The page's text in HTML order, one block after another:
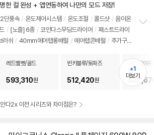
리
뷰
한 컬 완성 + 앱연동하여 나만의 모드 저장!
2단풍속 / 온도제어시스템 / 온도조절 / 콜드샷 / 음이온
/ [노즐] 6종 / 코안다스무딩드라이어 / 패스트드라이
러쉬 / 40mm에어랩롱배럴 / 에어랩콘배럴 / 추가구
코드길이: 2.675m 출시가: 699,000원
치
기
레드벨벳/골드
593,310원
빈카블루/토파즈
512,420원
세라믹아
즈
+1
더보기
다2x 이전 시리즈와 차이점은?